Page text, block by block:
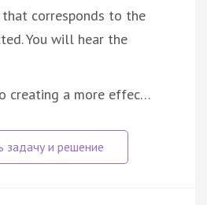
that corresponds to the
You will hear the
creating a more effec…